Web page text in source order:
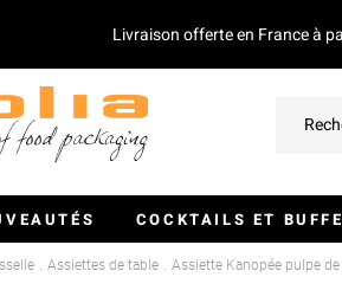
Livraison offerte en France à
COCKTAILS ET
Verrines Et Monoportions
Assiettes de table Assiette Kanopée pulpe